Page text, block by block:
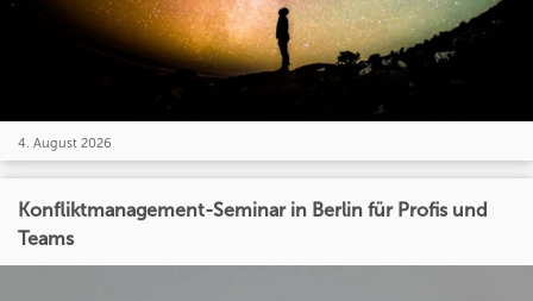
4. August 2026
Konfliktmanagement-Seminar in Berlin für Profis und
Teams